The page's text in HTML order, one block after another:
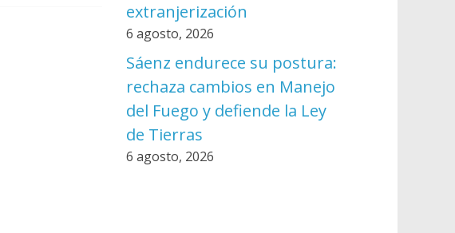
extranjerización
6 agosto, 2026
Sáenz endurece su postura:
rechaza cambios en Manejo
del Fuego y defiende la Ley
de Tierras
6 agosto, 2026